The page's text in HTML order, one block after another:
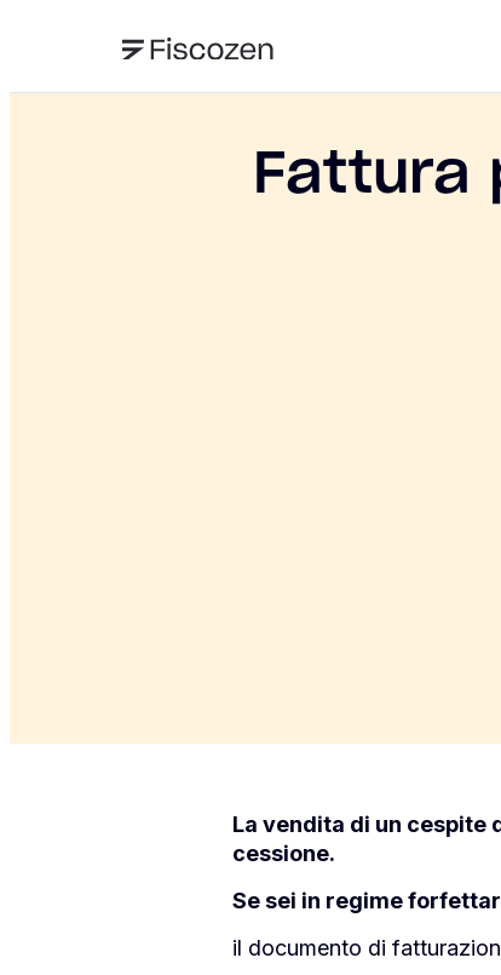
Fattura
La vendita di un cespite
cessione.
Se sei in regime
il documento di